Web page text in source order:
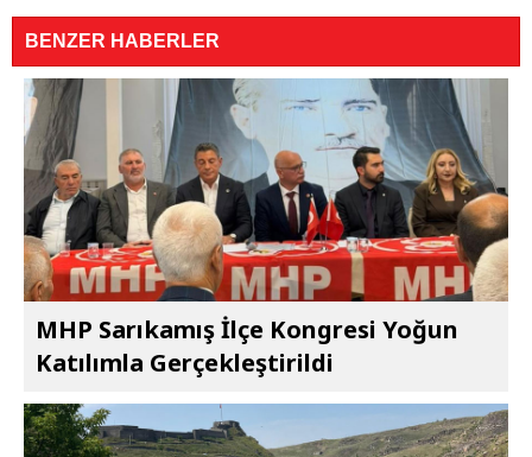
BENZER HABERLER
MHP Sarıkamış İlçe Kongresi Yoğun
Katılımla Gerçekleştirildi